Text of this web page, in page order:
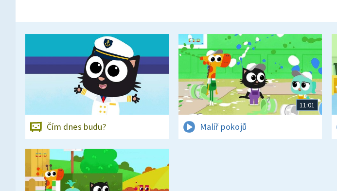
Čím dnes budu?
11:01
Malíř pokojů